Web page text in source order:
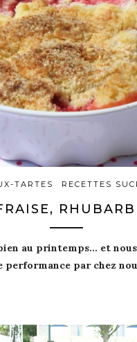
TARTES RECETTES
au printemps... et
performance par chez